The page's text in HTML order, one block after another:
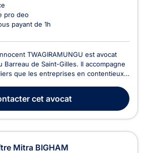
pro deo
payant de 1h
TWAGIRAMUNGU est avocat
Barreau de Saint-Gilles. Il accompagne
que les entreprises en contentieux
🔹 Domaines d’intervention : ✅
d’entreprises...
cet avocat
Mitra BIGHAM